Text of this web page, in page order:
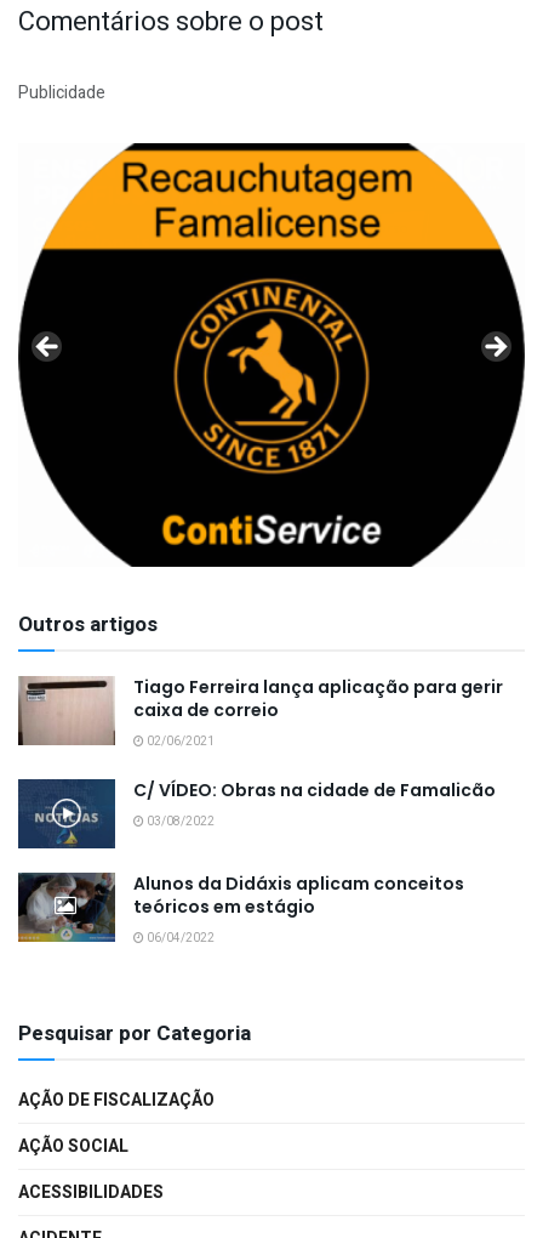
Comentários sobre o post
Publicidade
Outros artigos
Tiago Ferreira lança aplicação para gerir
caixa de correio
02/06/2021
C/ VÍDEO: Obras na cidade de Famalicão
03/08/2022
Alunos da Didáxis aplicam conceitos
teóricos em estágio
06/04/2022
Pesquisar por Categoria
AÇÃO DE FISCALIZAÇÃO
AÇÃO SOCIAL
ACESSIBILIDADES